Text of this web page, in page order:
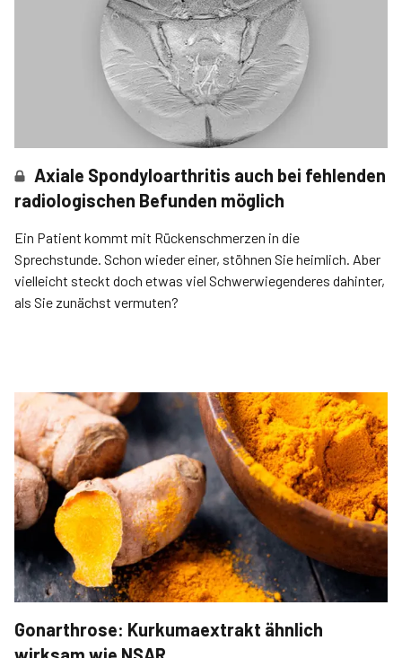
Axiale Spondyloarthritis auch bei fehlenden
radiologischen Befunden möglich
Ein Patient kommt mit Rückenschmerzen in die
Sprechstunde. Schon wieder einer, stöhnen Sie heimlich. Aber
vielleicht steckt doch etwas viel Schwerwiegenderes dahinter,
als Sie zunächst vermuten?
Gonarthrose: Kurkumaextrakt ähnlich